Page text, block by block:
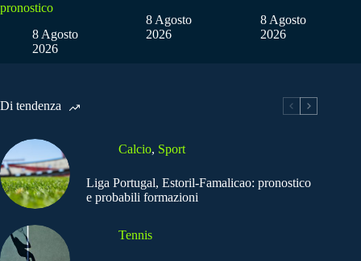
pronostico
8 Agosto
2026
8 Agosto
2026
8 Agosto
2026
Di tendenza
Calcio, Sport
Liga Portugal, Estoril-Famalicao: pronostico
e probabili formazioni
Tennis